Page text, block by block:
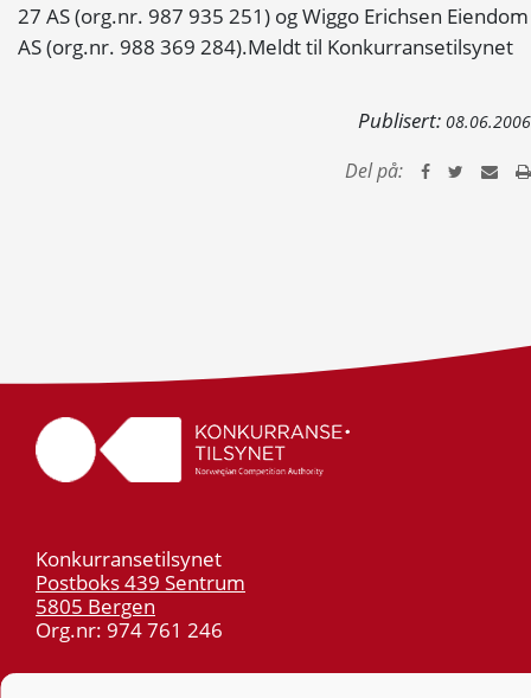
27 AS (org.nr. 987 935 251) og Wiggo Erichsen Eiendom
AS (org.nr. 988 369 284).Meldt til Konkurransetilsynet
Publisert: 08.06.2006
Del på:
Konkurransetilsynet
Postboks 439 Sentrum
5805 Bergen
Org.nr: 974 761 246